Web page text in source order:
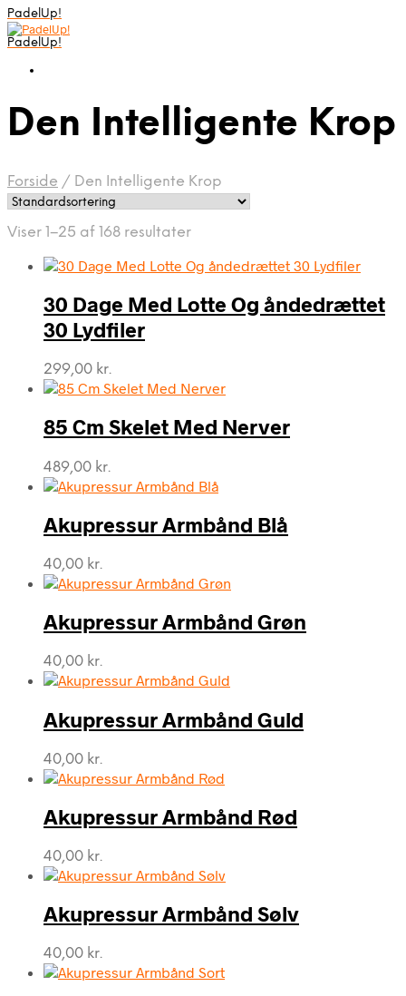
PadelUp!
PadelUp!
Den Intelligente Krop
Forside / Den Intelligente Krop
Viser 1–25 af 168 resultater
30 Dage Med Lotte Og åndedrættet
30 Lydfiler
299,00 kr.
85 Cm Skelet Med Nerver
489,00 kr.
Akupressur Armbånd Blå
40,00 kr.
Akupressur Armbånd Grøn
40,00 kr.
Akupressur Armbånd Guld
40,00 kr.
Akupressur Armbånd Rød
40,00 kr.
Akupressur Armbånd Sølv
40,00 kr.